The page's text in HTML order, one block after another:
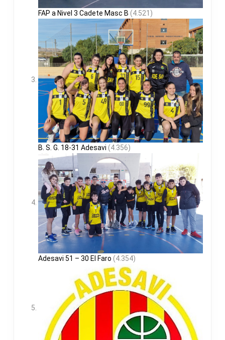
FAP a Nivel 3 Cadete Masc B (4.521)
B. S. G. 18-31 Adesavi (4.356)
Adesavi 51 – 30 El Faro (4.354)